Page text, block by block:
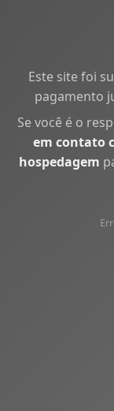
Este site foi
pagamento
Se você é o
em contato
hospedagem